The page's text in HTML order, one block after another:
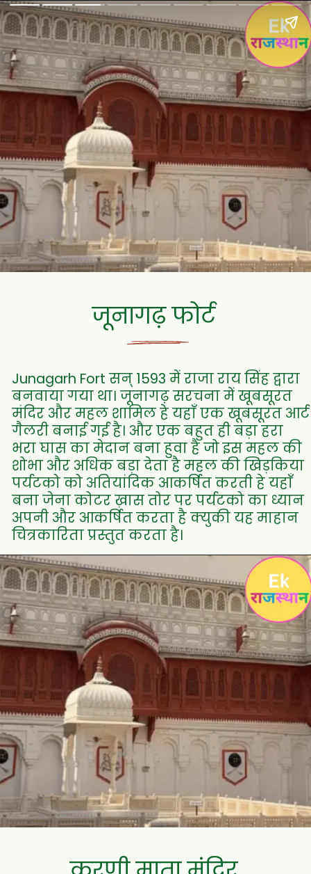
जूनागढ़ फोर्ट
Junagarh Fort सन् 1593 में राजा राय सिंह द्वारा
बनवाया गया था। जूनागढ़ सरचना में खूबसूरत
मंदिर और महल शामिल हे यहाँ एक खूबसूरत आर्ट
गैलरी बनाई गई है। और एक बहुत ही बड़ा हरा
भरा घास का मेदान बना हुवा है जो इस महल की
शोभा और अधिक बड़ा देता है महल की खिड़किया
पर्यटको को अतियांदिक आकर्षित करती हे यहाँ
बना जेना कोटर ख़ास तोर पर पर्यटको का ध्यान
अपनी और आकर्षित करता है क्युकी यह माहान
चित्रकारिता प्रस्तुत करता है।